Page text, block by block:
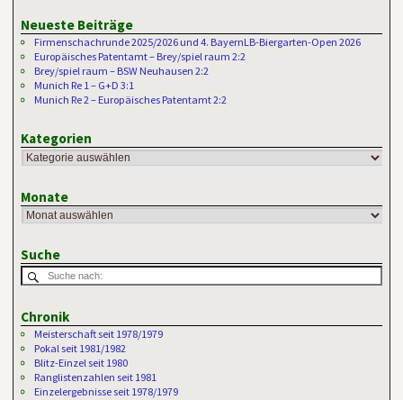
Neueste Beiträge
Firmenschachrunde 2025/2026 und 4. BayernLB-Biergarten-Open 2026
Europäisches Patentamt – Brey/spiel raum 2:2
Brey/spiel raum – BSW Neuhausen 2:2
Munich Re 1 – G+D 3:1
Munich Re 2 – Europäisches Patentamt 2:2
Kategorien
Monate
Suche
Chronik
Meisterschaft seit 1978/1979
Pokal seit 1981/1982
Blitz-Einzel seit 1980
Ranglistenzahlen seit 1981
Einzelergebnisse seit 1978/1979